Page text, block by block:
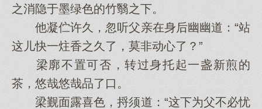
之消隐于墨绿色的竹翳之下。
他凝伫许久，忽听父亲在身后幽幽道：“站
这儿快一炷香之久了，莫非动心了？”
梁廓不置可否，转过身托起一盏新煎的
茶，悠哉悠哉品了口。
梁觐面露喜色，捋须道：“这下为父不必忧